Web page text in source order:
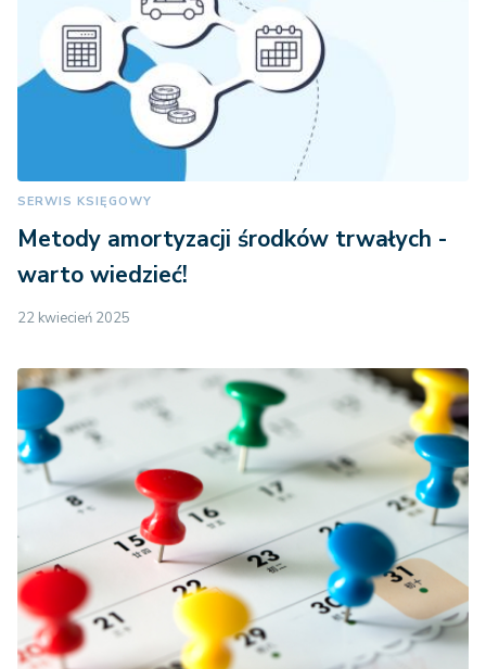
SERWIS KSIĘGOWY
Metody amortyzacji środków trwałych -
warto wiedzieć!
22 kwiecień 2025